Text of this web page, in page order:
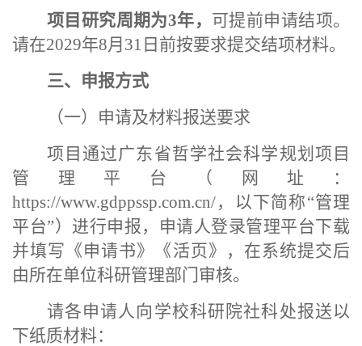
项目研究周期为3年， 可提前申请结项。
请在2029年8月31日前按要求提交结项材料。
三、申报方式
（一） 申请及材料报送要求
项目通过广东省哲学社会科学规划项目
管理平台（网址：
https://www.gdppssp.com.cn/，以下简称“管理
平台”）进行申报，申请人登录管理平台下载
并填写《申请书》《活页》，在系统提交后
由所在单位科研管理部门审核。
请各申请人向学校科研院社科处报送以
下纸质材料：